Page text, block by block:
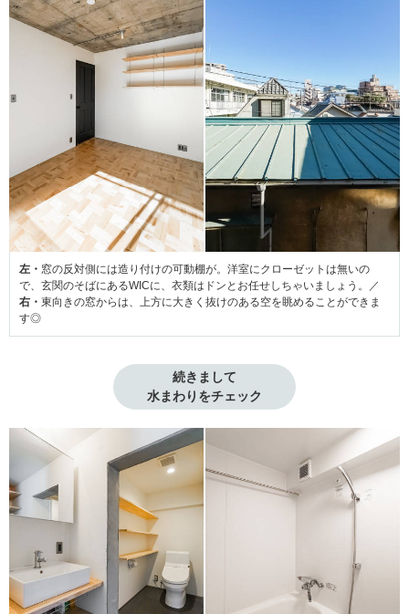
左・ 窓の反対側には造り付けの可動棚が。洋室にクローゼットは無いの
で、玄関のそばにあるWICに、衣類はドンとお任せしちゃいましょう。／
右・ 東向きの窓からは、上方に大きく抜けのある空を眺めることができま
す◎
続きまして
水まわりをチェック